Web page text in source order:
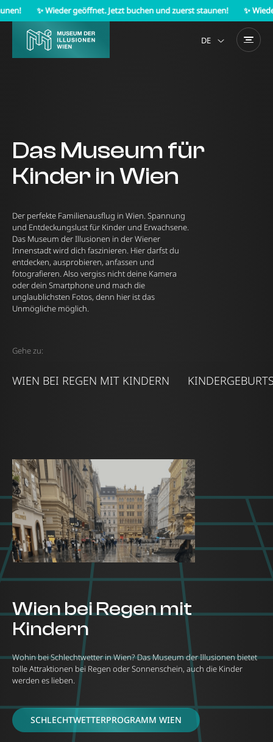
✨ Wieder geöffnet. Jetzt buchen und zuerst staunen! ✨
DE
Das Museum für
Kinder in Wien
Der perfekte Familienausflug in Wien. Spannung
und Entdeckungslust für Kinder und Erwachsene.
Das Museum der Illusionen in der Wiener
Innenstadt wird dich faszinieren. Hier darfst du
entdecken, ausprobieren, anfassen und
fotografieren. Also vergiss nicht deine Kamera
oder dein Smartphone und mach die
unglaublichsten Fotos, denn hier ist das
Unmögliche möglich.
Gehe zu:
WIEN BEI REGEN MIT KINDERN
Wien bei Regen mit
Kindern
Wohin bei Schlechtwetter in Wien? Das Museum der Illusionen bietet
tolle Attraktionen bei Regen oder Sonnenschein, auch die Kinder
werden es lieben.
SCHLECHTWETTERPROGRAMM WIEN